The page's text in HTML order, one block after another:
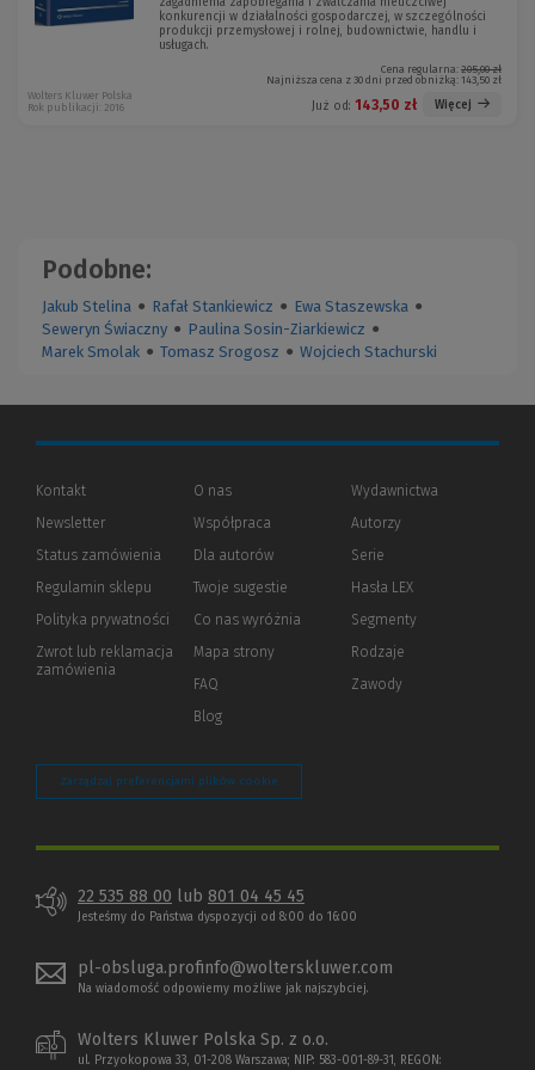
konkurencji w działalności gospodarczej, w szczególności
produkcji przemysłowej i rolnej, budownictwie, handlu i
usługach.
Cena regularna: 205,00 zł
Najniższa cena z 30 dni przed obniżką: 143,50 zł
Już od: 143,50 zł Więcej
Wolters Kluwer Polska
Rok publikacji: 2016
Podobne:
Jakub Stelina ● Rafał Stankiewicz ● Ewa Staszewska ●
Seweryn Świaczny ● Paulina Sosin-Ziarkiewicz ●
Marek Smolak ● Tomasz Srogosz ● Wojciech Stachurski
Kontakt
Newsletter
Status zamówienia
Regulamin sklepu
Polityka prywatności (Nowe
(Link
innej
Zwrot lub reklamacja
zamówienia
O nas
Współpraca
Dla autorów(Nowe
(Link
innej
strony)
Twoje sugestie
Co nas wyróżnia
Mapa strony
FAQ
Blog
Wydawnictwa
Autorzy
Serie
Hasła LEX
Segmenty
Rodzaje
Zawody
Zarządzaj preferencjami plików cookie
22 535 88 00 lub 801 04 45 45
Jesteśmy do Państwa dyspozycji od 8:00 do 16:00
pl-obsluga.profinfo@wolterskluwer.com
Na wiadomość odpowiemy możliwe jak najszybciej.
Wolters Kluwer Polska Sp. z o.o.
ul. Przyokopowa 33, 01-208 Warszawa; NIP: 583-001-89-31, REGON: